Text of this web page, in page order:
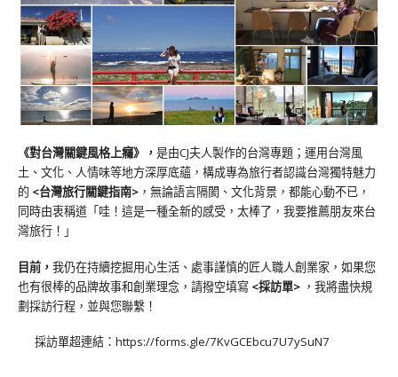
《對台灣關鍵風格上癮》 ， 是由CJ夫人製作的台灣專題；運用台灣風
土、文化、人情味等地方深厚底蘊，構成專為旅行者認識台灣獨特魅力
的 <台灣旅行關鍵指南> ，無論語言隔閡、文化背景，都能心動不已，
同時由衷稱道「哇！這是一種全新的感受，太棒了，我要推薦朋友來台
灣旅行！」
目前， 我仍在持續挖掘用心生活、處事謹慎的匠人職人創業家，如果您
也有很棒的品牌故事和創業理念，請撥空填寫 <採訪單> ，我將盡快規
劃採訪行程，並與您聯繫！
採訪單超連結： https://forms.gle/7KvGCEbcu7U7ySuN7